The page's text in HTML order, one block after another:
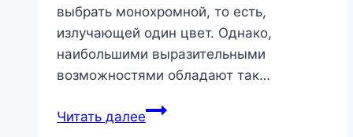
выбрать монохромной, то есть,
излучающей один цвет. Однако,
наибольшими выразительными
возможностями обладают так…
Читать далееКак